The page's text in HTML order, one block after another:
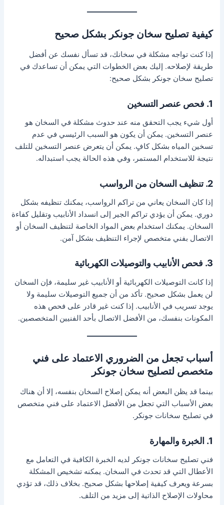
كيفية تصليح سخان جونكر بشكل صحيح
إذا كنت تواجه مشكلة في سخانك، قد تسأل نفسك عن أفضل
طريقة لإصلاحه. إليك بعض الخطوات التي يمكن أن تساعدك في
تصليح سخان جونكر بشكل صحيح:
1. فحص عنصر التسخين
أول شيء يجب التحقق منه عند حدوث مشكلة في السخان هو
عنصر التسخين. يمكن أن يكون هو السبب الرئيسي في عدم
تسخين المياه بشكل كافٍ. يمكن أن يتعرض عنصر التسخين للتلف
نتيجة للاستخدام المستمر، وفي هذه الحالة يجب استبداله.
2. تنظيف السخان من الرواسب
إذا كان السخان يعاني من تراكم الرواسب، يمكنك تنظيفه بشكل
دوري. يمكن أن يؤدي تراكم الجير إلى انسداد الأنابيب وتقليل كفاءة
السخان. يمكنك استخدام بعض المواد الخاصة لتنظيف السخان أو
الاتصال بفني متخصص لإجراء التنظيف بشكل آمن.
3. فحص الأنابيب والتوصيلات الكهربائية
إذا كانت التوصيلات الكهربائية أو الأنابيب غير سليمة، فإن السخان
لن يعمل بشكل صحيح. تأكد من أن جميع التوصيلات سليمة ولا
يوجد تسريب في الأنابيب. إذا كنت غير قادر على فحص هذه
المكونات بنفسك، من الأفضل الاتصال بأحد الفنيين المتخصصين.
أسباب تجعل من الضروري الاعتماد على فني
متخصص لتصليح سخان جونكر
بينما قد يظن البعض أنه يمكن إصلاح السخان بنفسه، إلا أن هناك
بعض الأسباب التي تجعل من الأفضل الاعتماد على فني متخصص
في تصليح سخانات جونكر.
1. الخبرة والمهارة
فني تصليح سخانات جونكر لديه الخبرة الكافية في التعامل مع
الأعطال التي قد تحدث في السخان. يمكنه تشخيص المشكلة
بسرعة ويعرف كيفية إصلاحها بشكل صحيح. بخلاف ذلك، قد تؤدي
محاولات الإصلاح الذاتية إلى مزيد من التلف.